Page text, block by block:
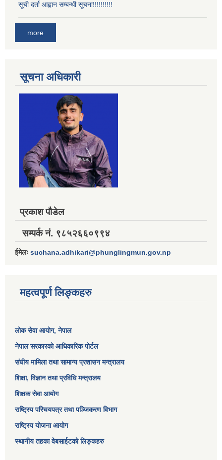
सूची दर्ता आह्वान सम्बन्धी सूचना!!!!!!!!!!
more
सूचना अधिकारी
प्रकाश पौडेल
सम्पर्क नं. ९८५२६६०९९४
ईमेलः suchana.adhikari@phunglingmun.gov.np
महत्वपूर्ण लिङ्कहरु
लोक सेवा आयोग, नेपाल
नेपाल सरकारको आधिकारिक पोर्टल
संघीय मामिला तथा सामान्य प्रशासन मन्त्रालय
शिक्षा, विज्ञान तथा प्रविधि मन्त्रालय
शिक्षक सेवा आयोग
राष्ट्रिय परिचयपत्र तथा पञ्जिकरण विभाग
राष्ट्रिय योजना आयोग
स्थानीय तहका वेबसाईटको लिङ्कहरु